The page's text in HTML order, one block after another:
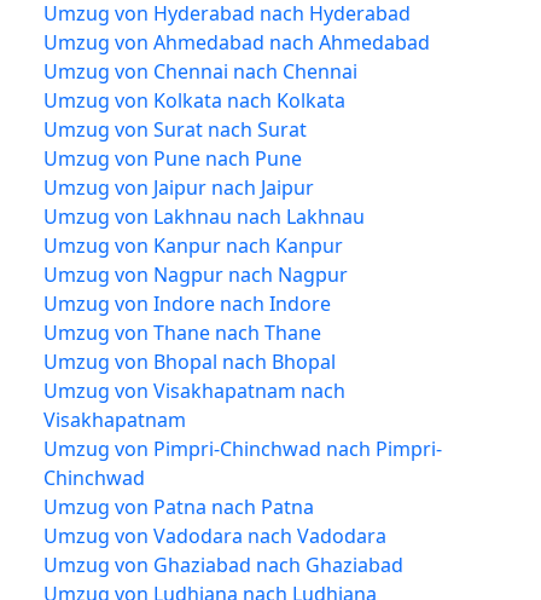
Umzug von Hyderabad nach Hyderabad
Umzug von Ahmedabad nach Ahmedabad
Umzug von Chennai nach Chennai
Umzug von Kolkata nach Kolkata
Umzug von Surat nach Surat
Umzug von Pune nach Pune
Umzug von Jaipur nach Jaipur
Umzug von Lakhnau nach Lakhnau
Umzug von Kanpur nach Kanpur
Umzug von Nagpur nach Nagpur
Umzug von Indore nach Indore
Umzug von Thane nach Thane
Umzug von Bhopal nach Bhopal
Umzug von Visakhapatnam nach
Visakhapatnam
Umzug von Pimpri-Chinchwad nach Pimpri-
Chinchwad
Umzug von Patna nach Patna
Umzug von Vadodara nach Vadodara
Umzug von Ghaziabad nach Ghaziabad
Umzug von Ludhiana nach Ludhiana